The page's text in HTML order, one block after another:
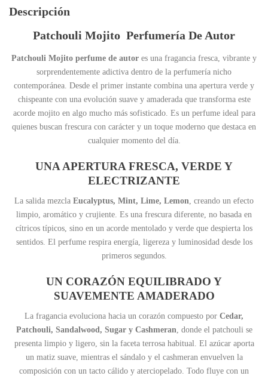
Descripción
Patchouli Mojito Perfumería De Autor
Patchouli Mojito perfume de autor es una fragancia fresca, vibrante y
sorprendentemente adictiva dentro de la perfumería nicho
contemporánea. Desde el primer instante combina una apertura verde y
chispeante con una evolución suave y amaderada que transforma este
acorde mojito en algo mucho más sofisticado. Es un perfume ideal para
quienes buscan frescura con carácter y un toque moderno que destaca en
cualquier momento del día.
UNA APERTURA FRESCA, VERDE Y
ELECTRIZANTE
La salida mezcla Eucalyptus, Mint, Lime, Lemon , creando un efecto
limpio, aromático y crujiente. Es una frescura diferente, no basada en
cítricos típicos, sino en un acorde mentolado y verde que despierta los
sentidos. El perfume respira energía, ligereza y luminosidad desde los
primeros segundos.
UN CORAZÓN EQUILIBRADO Y
SUAVEMENTE AMADERADO
La fragancia evoluciona hacia un corazón compuesto por Cedar,
Patchouli, Sandalwood, Sugar y Cashmeran , donde el patchouli se
presenta limpio y ligero, sin la faceta terrosa habitual. El azúcar aporta
un matiz suave, mientras el sándalo y el cashmeran envuelven la
composición con un tacto cálido y aterciopelado. Todo fluye con un